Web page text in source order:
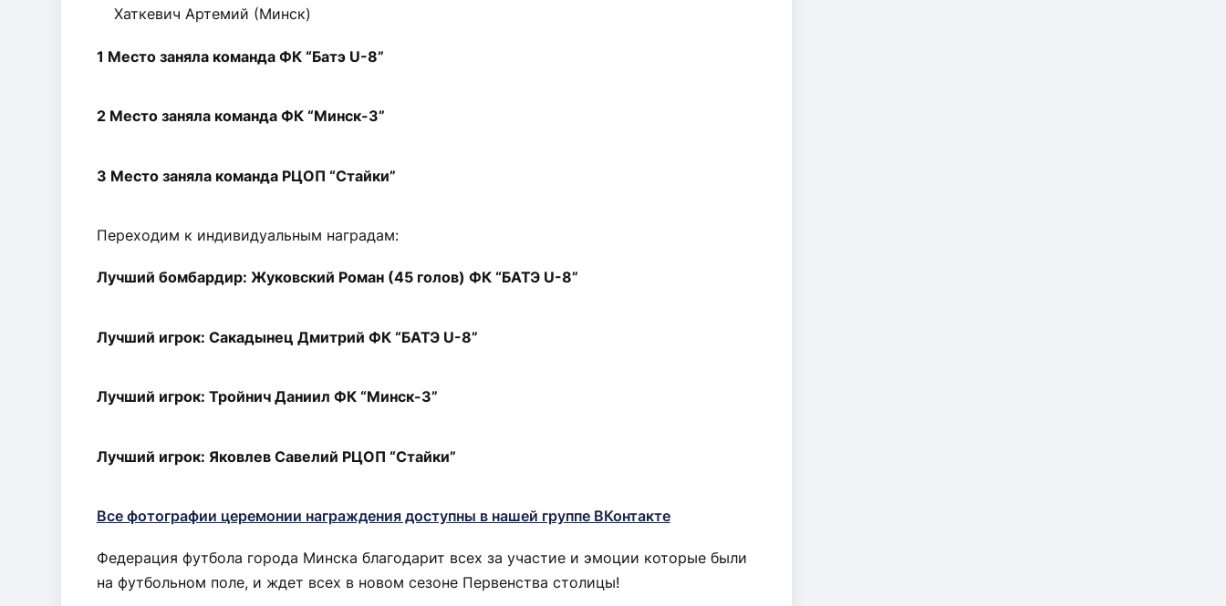
Хаткевич Артемий (Минск)
1 Место заняла команда ФК “Батэ U-8”
2 Место заняла команда ФК “Минск-3”
3 Место заняла команда РЦОП “Стайки”
Переходим к индивидуальным наградам:
Лучший бомбардир: Жуковский Роман (45 голов) ФК “БАТЭ U-8”
Лучший игрок: Сакадынец Дмитрий ФК “БАТЭ U-8”
Лучший игрок: Тройнич Даниил ФК “Минск-3”
Лучший игрок: Яковлев Савелий РЦОП “Стайки”
Все фотографии церемонии награждения доступны в нашей группе ВКонтакте
Федерация футбола города Минска благодарит всех за участие и эмоции которые были
на футбольном поле, и ждет всех в новом сезоне Первенства столицы!